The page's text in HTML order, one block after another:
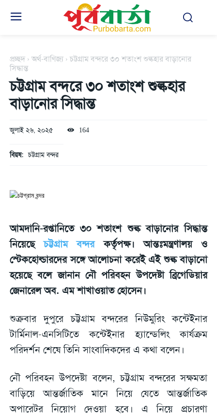
প্রচ্ছদ অর্থ-বাণিজ্য
চট্টগ্রাম বন্দরে ৩০ শতাংশ শুল্কহার বাড়ানোর
সিদ্ধান্ত
চট্টগ্রাম বন্দরে ৩০ শতাংশ শুল্কহার
বাড়ানোর সিদ্ধান্ত
জুলাই ২৬, ২০২৫ 164
বিয়ষ: চট্টগ্রাম বন্দর
আমদানি-রপ্তানিতে ৩০ শতাংশ শুল্ক বাড়ানোর সিদ্ধান্ত
নিয়েছেচট্টগ্রাম বন্দরকর্তৃপক্ষ। আন্তঃমন্ত্রণালয় ও
স্টেকহোল্ডারদের সঙ্গে আলোচনা করেই এই শুল্ক বাড়ানো
হয়েছে বলে জানান নৌ পরিবহন উপদেষ্টা ব্রিগেডিয়ার
জেনারেল অব. এম শাখাওয়াত হোসেন।
শুক্রবার দুপুরে চট্টগ্রাম বন্দরের নিউমুরিং কন্টেইনার
টার্মিনাল-এনসিটিতে কন্টেইনার হ্যান্ডেলিং কার্যক্রম
পরিদর্শন শেষে তিনি সাংবাদিকদের এ কথা বলেন।
নৌ পরিবহন উপদেষ্টা বলেন, চট্টগ্রাম বন্দরের সক্ষমতা
বাড়িয়ে আন্তর্জাতিক মানে নিয়ে যেতে আন্তর্জাতিক
অপারেটর নিয়োগ দেওয়া হবে। এ নিয়ে প্রচারণা